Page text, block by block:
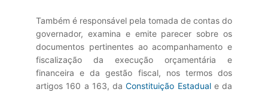
Também é responsável pela tomada de contas do
governador, examina e emite parecer sobre os
documentos pertinentes ao acompanhamento e
fiscalização da execução orçamentária e
financeira e da gestão fiscal, nos termos dos
artigos 160 a 163, daConstituição Estaduale da